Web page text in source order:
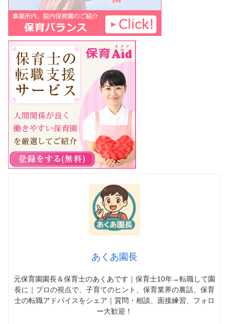
あくあ園長
元保育園園長＆保育士のあくあです｜保育士10年→転職して園
長に｜プロの視点で、子育てのヒント、保育業界の裏話、保育
士の転職アドバイスをシェア｜質問・相談、面接練習、フォロ
ー大歓迎！